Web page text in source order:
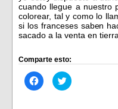
cuando llegue a nuestro
colorear, tal y como lo
si los franceses saben
sacado a la venta en
Comparte esto:
Haz
clic
Haz
clic